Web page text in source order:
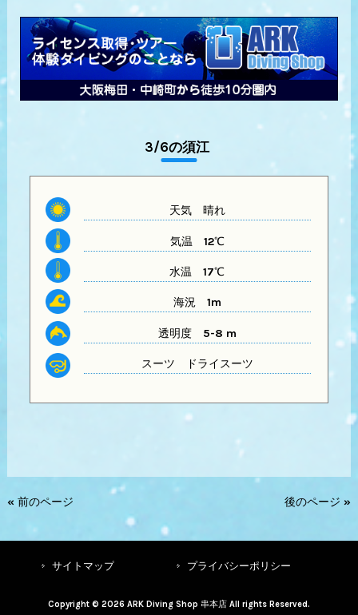
3/6の須江
天気晴れ
気温 12℃
水温 17℃
海況 1m
透明度5-8 m
スーツ ドライスーツ
« 前のページ 後のページ »
サイトマップ プライバシーポリシー
Copyright © 2026 ARK Diving Shop 串本店 All rights Reserved.